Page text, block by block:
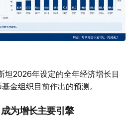
坦2026年设定的全年经济增长目
金组织目前作出的预测。
为增长主要引擎